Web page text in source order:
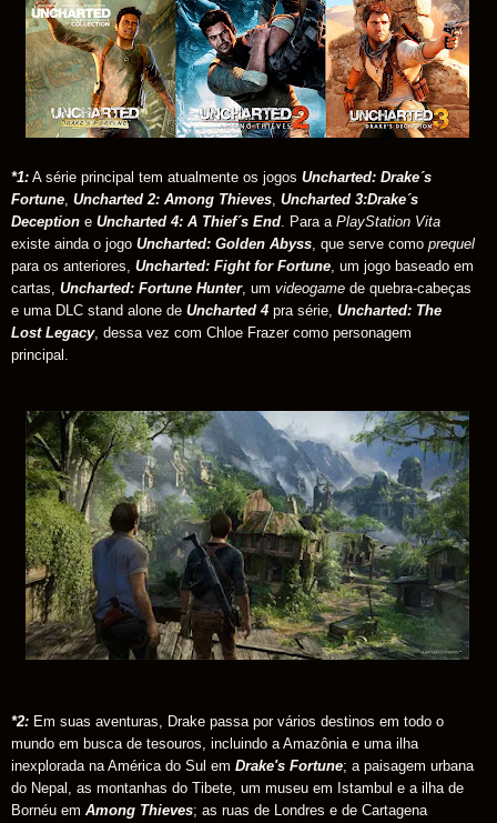
*1: A série principal tem atualmente os jogos Uncharted: Drake´s
Fortune, Uncharted 2: Among Thieves, Uncharted 3:Drake´s
Deception e Uncharted 4: A Thief´s End. Para a PlayStation Vita
existe ainda o jogo Uncharted: Golden Abyss, que serve como prequel
para os anteriores, Uncharted: Fight for Fortune, um jogo baseado em
cartas, Uncharted: Fortune Hunter, um videogame de quebra-cabeças
e uma DLC stand alone de Uncharted 4 pra série, Uncharted: The
Lost Legacy, dessa vez com Chloe Frazer como personagem
principal.
*2: Em suas aventuras, Drake passa por vários destinos em todo o
mundo em busca de tesouros, incluindo a Amazônia e uma ilha
inexplorada na América do Sul em Drake's Fortune; a paisagem urbana
do Nepal, as montanhas do Tibete, um museu em Istambul e a ilha de
Bornéu em Among Thieves; as ruas de Londres e de Cartagena